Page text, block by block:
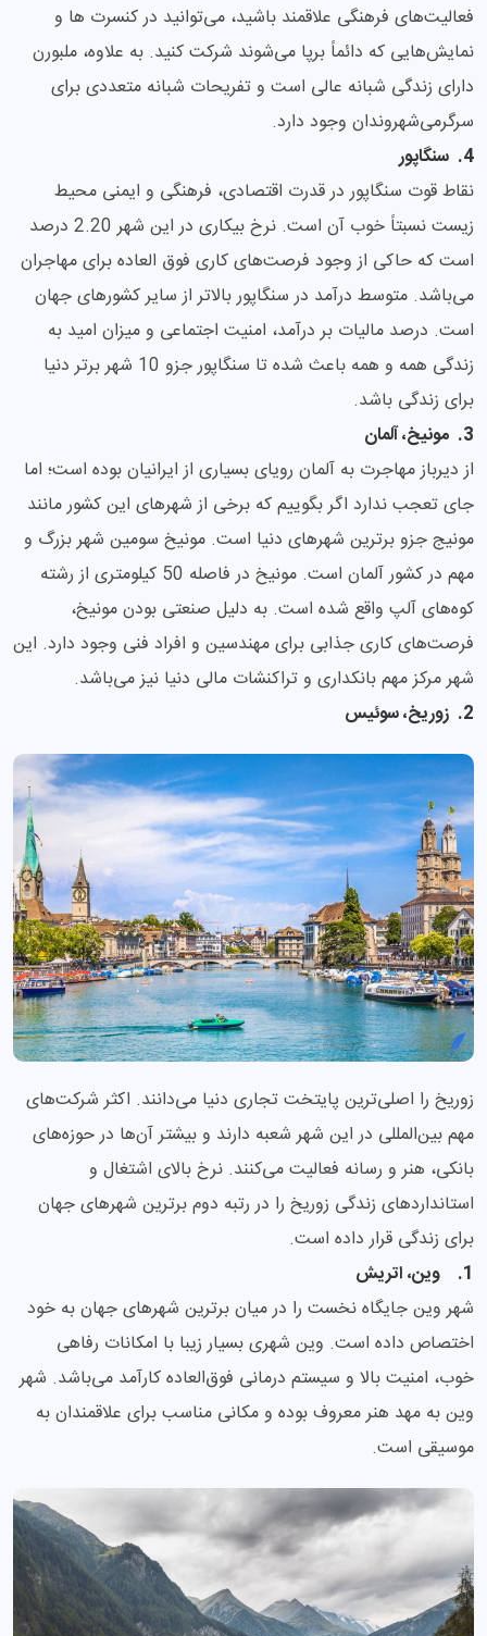
فعالیت‌های فرهنگی علاقمند باشید، می‌توانید در کنسرت ها و
نمایش‌هایی که دائماً برپا می‌شوند شرکت کنید. به علاوه، ملبورن
دارای زندگی شبانه عالی است و تفریحات شبانه متعددی برای
سرگرمی‌شهروندان وجود دارد.
4. سنگاپور
نقاط قوت سنگاپور در قدرت اقتصادی، فرهنگی و ایمنی محیط
زیست نسبتاً خوب آن است. نرخ بیکاری در این شهر 2.20 درصد
است که حاکی از وجود فرصت‌های کاری فوق العاده برای مهاجران
می‌باشد. متوسط درآمد در سنگاپور بالاتر از سایر کشورهای جهان
است. درصد مالیات بر درآمد، امنیت اجتماعی و میزان امید به
زندگی همه و همه باعث شده تا سنگاپور جزو 10 شهر برتر دنیا
برای زندگی باشد.
3. مونیخ، آلمان
از دیرباز مهاجرت به آلمان رویای بسیاری از ایرانیان بوده است؛ اما
جای تعجب ندارد اگر بگوییم که برخی از شهرهای این کشور مانند
مونیج جزو برترین شهرهای دنیا است. مونیخ سومین شهر بزرگ و
مهم در کشور آلمان است. مونیخ در فاصله 50 کیلومتری از رشته
کوه‌های آلپ واقع شده است. به دلیل صنعتی بودن مونیخ،
فرصت‌های کاری جذابی برای مهندسین و افراد فنی وجود دارد. این
شهر مرکز مهم بانکداری و تراکنشات مالی دنیا نیز می‌باشد.
2. زوریخ، سوئیس
زوریخ را اصلی‌‌ترین پایتخت تجاری دنیا می‌دانند. اکثر شرکت‌های
مهم بین‌المللی در این شهر شعبه دارند و بیشتر آن‌ها در حوزه‌های
بانکی، هنر و رسانه فعالیت می‌کنند. نرخ بالای اشتغال و
استانداردهای زندگی زوریخ را در رتبه دوم برترین شهرهای جهان
برای زندگی قرار داده است.
1. وین، اتریش
شهر وین جایگاه نخست را در میان برترین شهرهای جهان به خود
اختصاص داده است. وین شهری بسیار زیبا با امکانات رفاهی
خوب، امنیت بالا و سیستم درمانی فوق‌العاده کارآمد می‌باشد. شهر
وین به مهد هنر معروف بوده و مکانی مناسب برای علاقمندان به
موسیقی است.